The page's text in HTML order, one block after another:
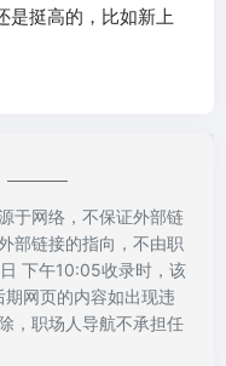
是挺高的，比如新上
于网络，不保证外部链
部链接的指向，不由职
下午10:05收录时，该
网页的内容如出现违
，职场人导航不承担任